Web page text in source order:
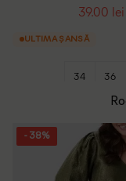
39.00 lei
ULTIMA ȘANSĂ
34 36
- 38%